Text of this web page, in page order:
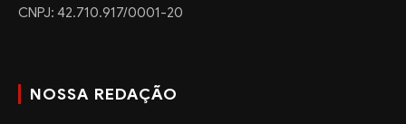
CNPJ: 42.710.917/0001-20
NOSSA REDAÇÃO